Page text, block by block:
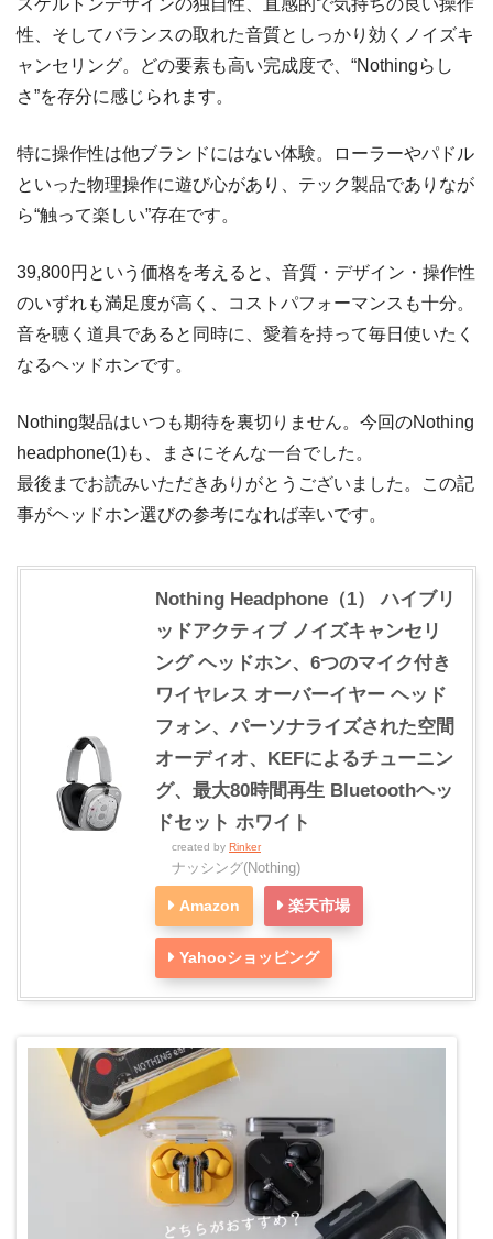
スケルトンデザインの独自性、直感的で気持ちの良い操作
性、そしてバランスの取れた音質としっかり効くノイズキ
ャンセリング。どの要素も高い完成度で、“Nothingらし
さ”を存分に感じられます。
特に操作性は他ブランドにはない体験。ローラーやパドル
といった物理操作に遊び心があり、テック製品でありなが
ら“触って楽しい”存在です。
39,800円という価格を考えると、音質・デザイン・操作性
のいずれも満足度が高く、コストパフォーマンスも十分。
音を聴く道具であると同時に、愛着を持って毎日使いたく
なるヘッドホンです。
Nothing製品はいつも期待を裏切りません。今回のNothing
headphone(1)も、まさにそんな一台でした。
最後までお読みいただきありがとうございました。この記
事がヘッドホン選びの参考になれば幸いです。
Nothing Headphone（1） ハイブリ
ッドアクティブ ノイズキャンセリ
ング ヘッドホン、6つのマイク付き
ワイヤレス オーバーイヤー ヘッド
フォン、パーソナライズされた空間
オーディオ、KEFによるチューニン
グ、最大80時間再生 Bluetoothヘッ
ドセット ホワイト
created by Rinker
ナッシング(Nothing)
Amazon 楽天市場
Yahooショッピング